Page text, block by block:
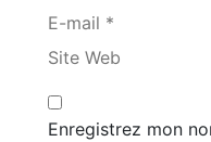
E-mail *
Site Web
Enregistrez mon